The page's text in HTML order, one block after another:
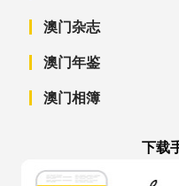
澳门杂志
澳门年鉴
澳门相簿
下载